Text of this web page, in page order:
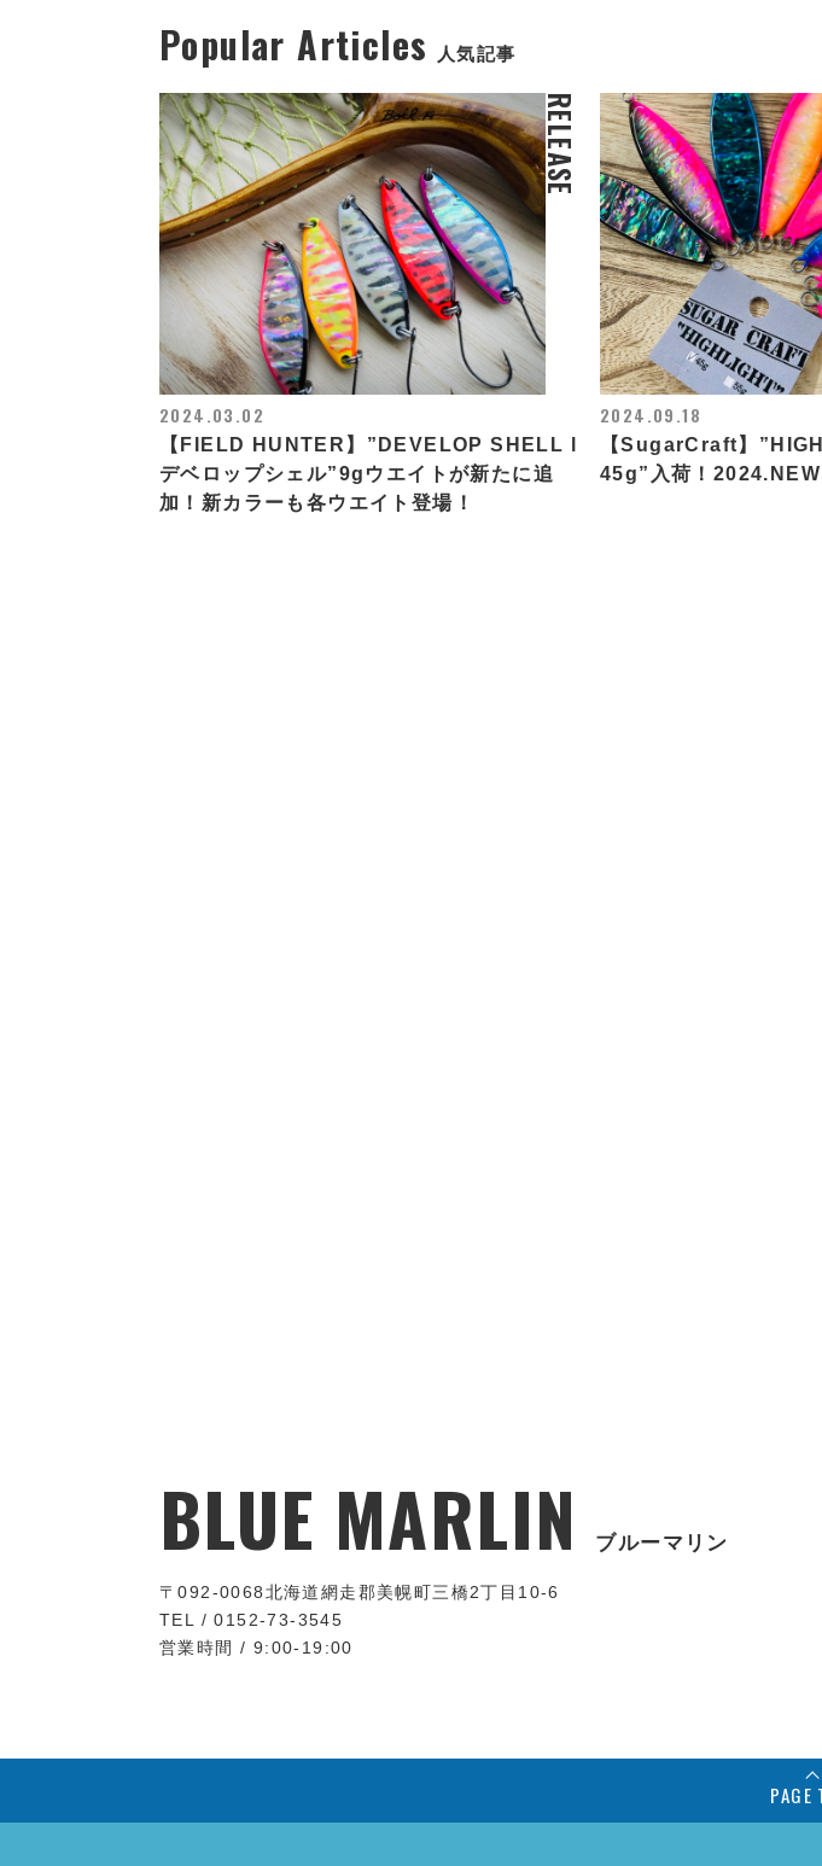
Popular Articles 人気記事
RELEASE
2024.03.02
【FIELD HUNTER】”DEVELOP SHELL l
デベロップシェル”9gウエイトが新たに追
加！新カラーも各ウエイト登場！
2024.09.18
【SugarCraft】
45g”入荷！2024.NEW
BLUE MARLIN ブルーマリン
〒092-0068北海道網走郡美幌町三橋2丁目10-6
TEL / 0152-73-3545
営業時間 / 9:00-19:00
PAGE